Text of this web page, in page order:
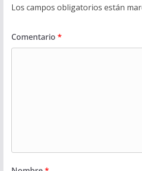
Los campos obligatorios están
Comentario *